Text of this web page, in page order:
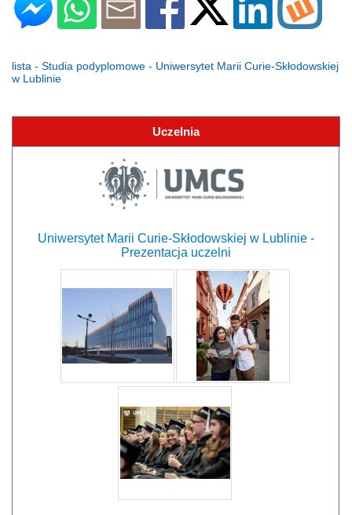
lista - Studia podyplomowe - Uniwersytet Marii Curie-Skłodowskiej
w Lublinie
Uczelnia
Uniwersytet Marii Curie-Skłodowskiej w Lublinie -
Prezentacja uczelni